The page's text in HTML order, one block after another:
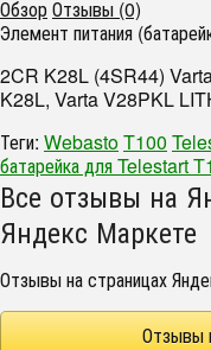
ОбзорОтзывы (0)
Элемент питания
2CR K28L (4SR44)
K28L, Varta V28PKL
Теги: WebastoT100
батарейка для Telestart
Все отзывы на
Яндекс Маркете
Отзывы на страницах
Отзывы